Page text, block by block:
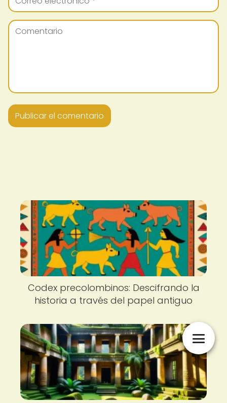
Codex precolombinos: Descifrando la
historia a través del papel antiguo